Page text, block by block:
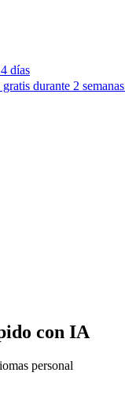
días
durante 2 semanas
con IA
personal